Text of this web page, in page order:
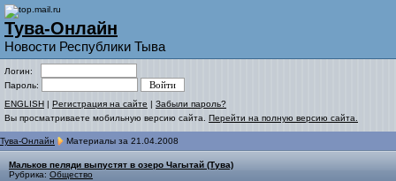
Тува-Онлайн
Новости Республики Тыва
Логин:
Пароль:
ENGLISH | Регистрация на сайте | Забыли пароль?
Вы просматриваете мобильную версию сайта. Перейти на полную версию сайта.
Тува-Онлайн Материалы за 21.04.2008
Мальков пеляди выпустят в озеро Чагытай (Тува)
Рубрика: Общество